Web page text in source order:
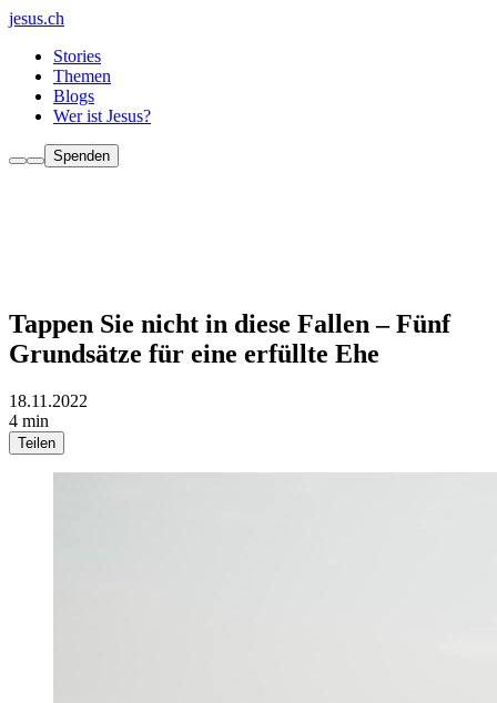
jesus.ch
Stories
Themen
Blogs
Wer ist Jesus?
Spenden
Tappen Sie nicht in diese Fallen – Fünf
Grundsätze für eine erfüllte Ehe
18.11.2022
4 min
Teilen